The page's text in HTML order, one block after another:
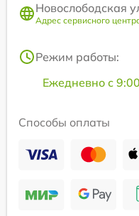
Новослободская
Адрес сервисного
Режим работы:
Ежедневно с
Способы оплаты